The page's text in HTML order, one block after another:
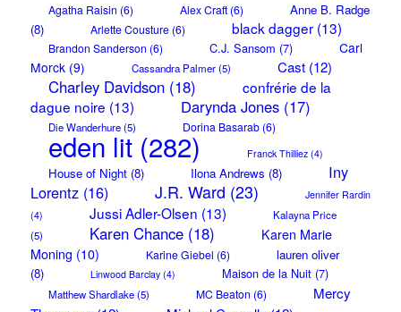
Agatha Raisin (6) Alex Craft(6)
Anne B. Radge
(8)
Arlette Cousture(6) black dagger(13)
Brandon Sanderson (6) C.J. Sansom (7)
Carl
Morck(9) Cassandra Palmer(5) Cast(12)
Charley Davidson(18)
confrérie de la
dague noire (13) Darynda Jones(17)
Die Wanderhure(5) Dorina Basarab(6)
eden lit(282) Franck Thilliez(4)
House of Night(8) Ilona Andrews (8)
Iny
Lorentz(16) J.R. Ward (23)
Jennifer Rardin
(4)
Jussi Adler-Olsen (13)
Kalayna Price
(5)
Karen Chance(18)
Karen Marie
Moning (10) Karine Giebel (6)
lauren oliver
(8)
Linwood Barclay(4) Maison de la Nuit(7)
Matthew Shardlake(5) MC Beaton (6)
Mercy